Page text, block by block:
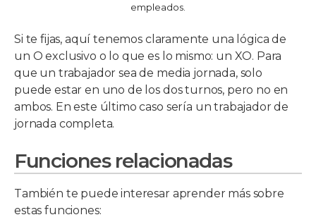
empleados.
Si te fijas, aquí tenemos claramente una lógica de
un O exclusivo o lo que es lo mismo: un XO. Para
que un trabajador sea de media jornada, solo
puede estar en uno de los dos turnos, pero no en
ambos. En este último caso sería un trabajador de
jornada completa.
Funciones relacionadas
También te puede interesar aprender más sobre
estas funciones: